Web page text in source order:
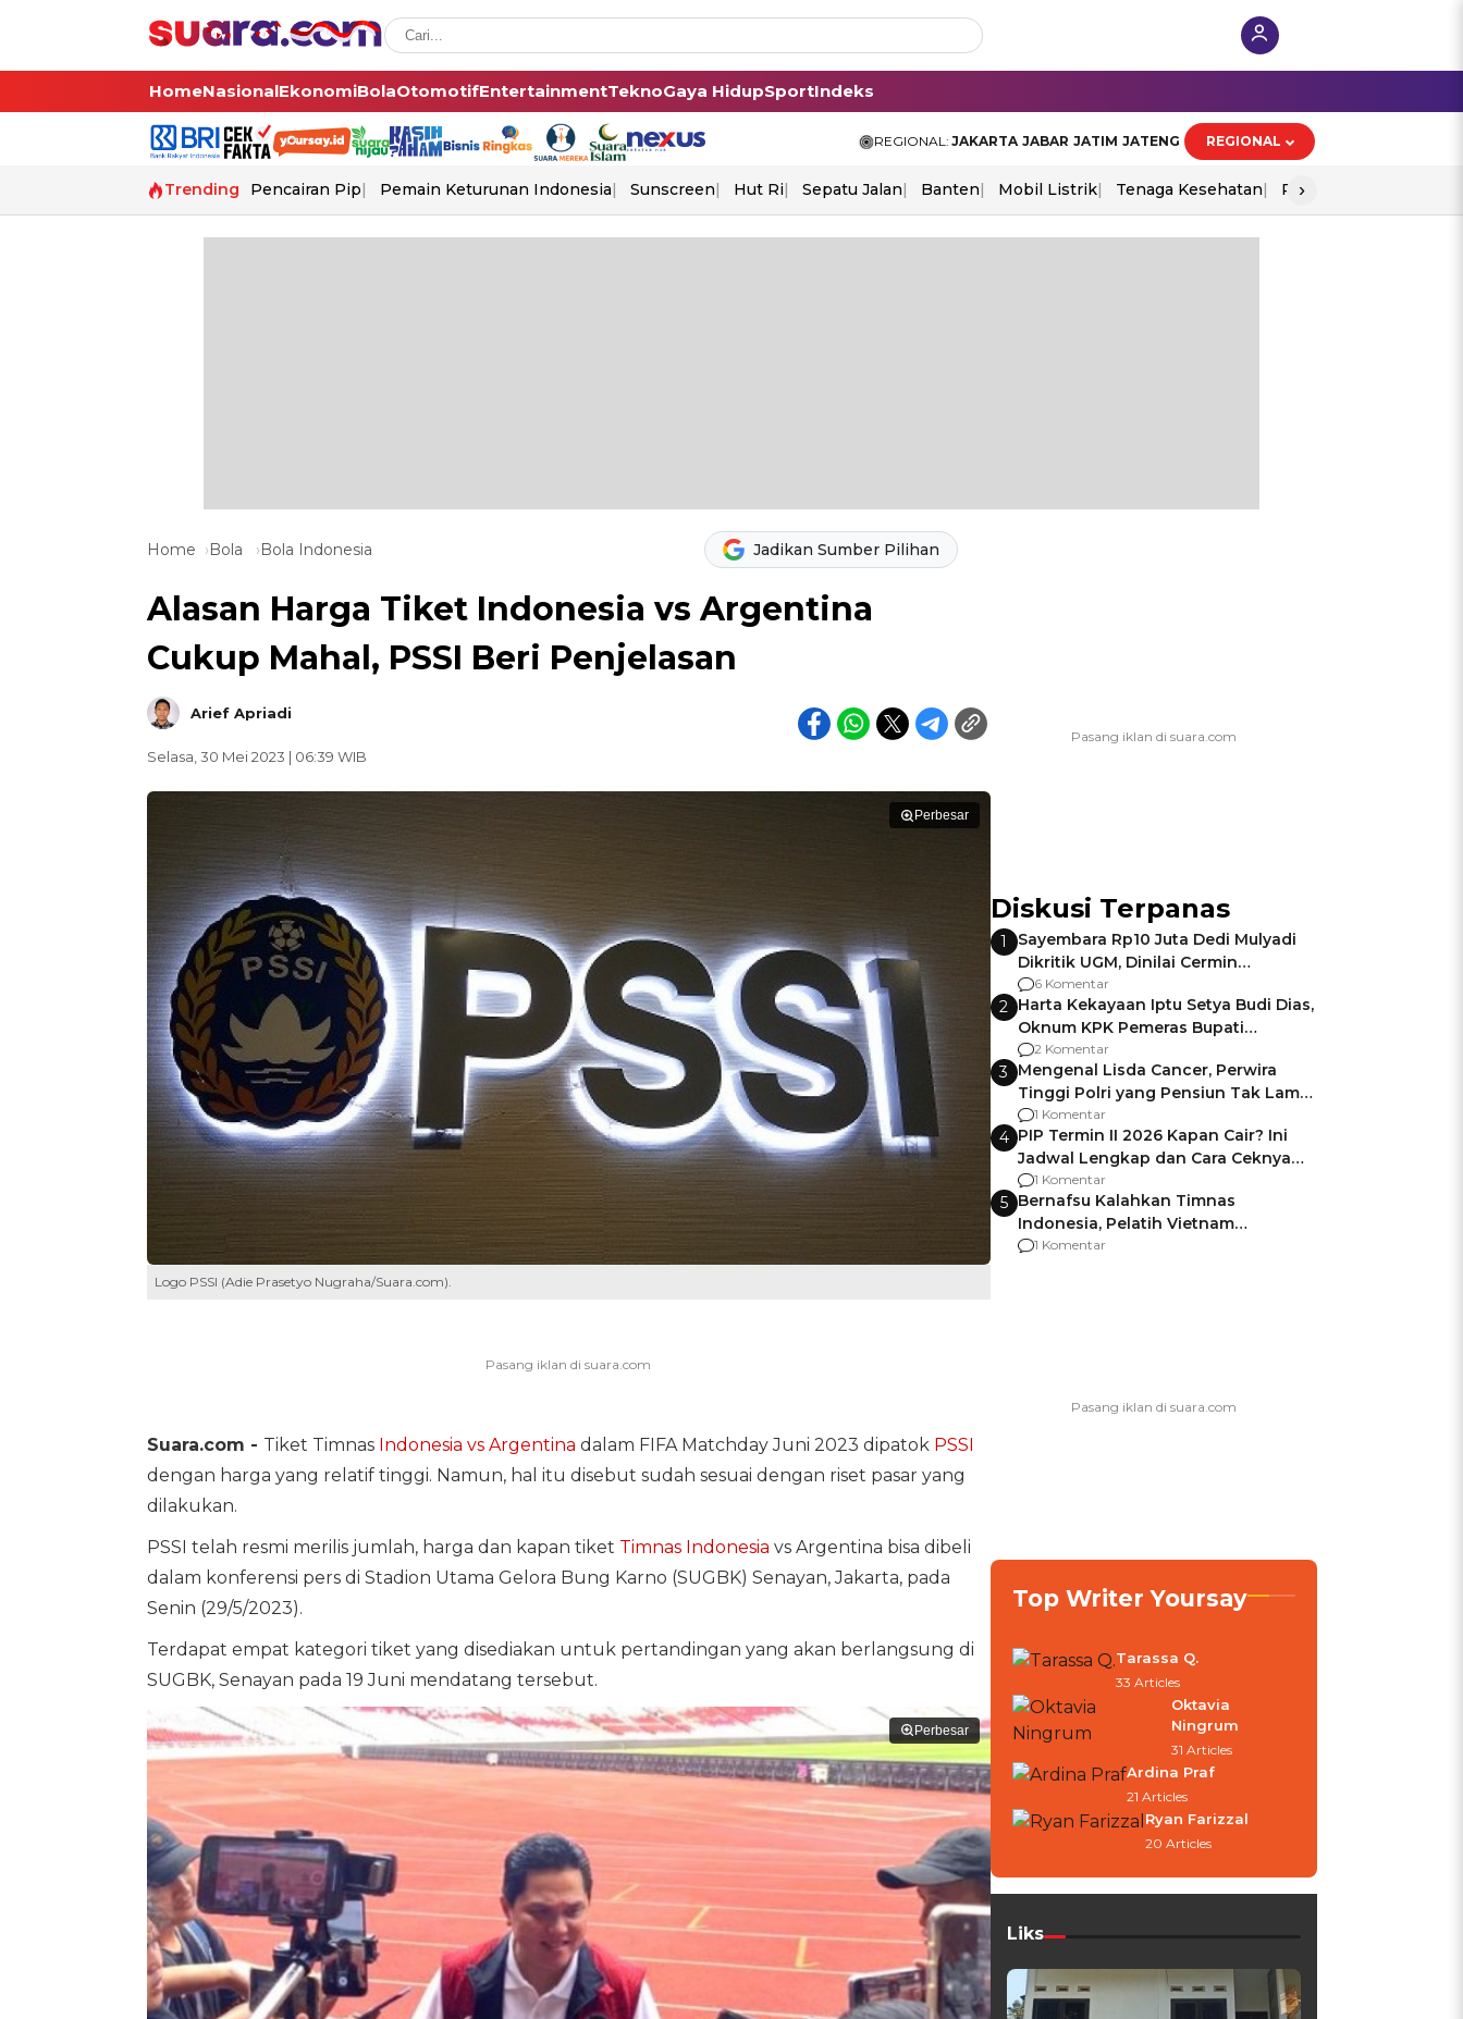
HomeNasionalEkonomiBolaOtomotifEntertainmentTeknoGaya HidupSportIndeks
REGIONAL: JAKARTA JABAR JATIM JATENG REGIONAL
Trending Pencairan Pip Pemain Keturunan Indonesia Sunscreen Hut Ri Sepatu Jalan Banten Mobil Listrik Tenaga Kesehatan Perang As-Iran
›
Home Bola Bola Indonesia Jadikan Sumber Pilihan
Alasan Harga Tiket Indonesia vs Argentina
Cukup Mahal, PSSI Beri Penjelasan
Arief Apriadi
Selasa, 30 Mei 2023 | 06:39 WIB
Perbesar
Logo PSSI (Adie Prasetyo Nugraha/Suara.com).
Suara.com - Tiket Timnas Indonesia vs Argentina dalam FIFA Matchday Juni 2023 dipatok PSSI
dengan harga yang relatif tinggi. Namun, hal itu disebut sudah sesuai dengan riset pasar yang
dilakukan.
PSSI telah resmi merilis jumlah, harga dan kapan tiket Timnas Indonesia vs Argentina bisa dibeli
dalam konferensi pers di Stadion Utama Gelora Bung Karno (SUGBK) Senayan, Jakarta, pada
Senin (29/5/2023).
Terdapat empat kategori tiket yang disediakan untuk pertandingan yang akan berlangsung di
SUGBK, Senayan pada 19 Juni mendatang tersebut.
Perbesar
Diskusi Terpanas
1
Sayembara Rp10 Juta Dedi Mulyadi
Dikritik UGM, Dinilai Cermin
Gagalnya Negara Jamin Keamanan
6 Komentar
2 Harta Kekayaan Iptu Setya Budi Dias,
Oknum KPK Pemeras Bupati
Pemalang
2 Komentar
3 Mengenal Lisda Cancer, Perwira
Tinggi Polri yang Pensiun Tak Lama
Usai Jadi Brigjen
1 Komentar
4 PIP Termin II 2026 Kapan Cair? Ini
Jadwal Lengkap dan Cara Ceknya
agar Dana Tidak Hangus!
1 Komentar
5 Bernafsu Kalahkan Timnas
Indonesia, Pelatih Vietnam
Berencana Pakai Jimat di Pakansari
1 Komentar
Top Writer Yoursay
Tarassa Q.
33 Articles
Oktavia
Ningrum
31 Articles
Ardina Praf
21 Articles
Ryan Farizzal
20 Articles
Liks